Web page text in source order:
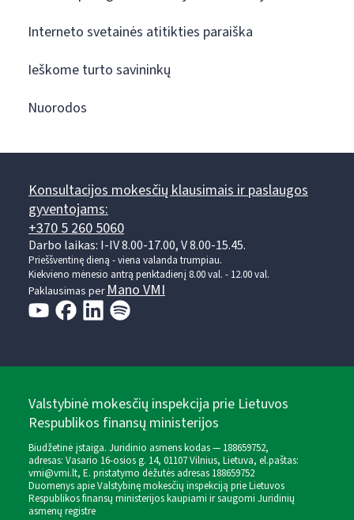
Interneto svetainės atitikties paraiška
Ieškome turto savininkų
Nuorodos
Konsultacijos mokesčių klausimais ir paslaugos
gyventojams:
+370 5 260 5060
Darbo laikas: I-IV 8.00-17.00, V 8.00-15.45.
Prieššventinę dieną - viena valanda trumpiau.
Kiekvieno mėnesio antrą penktadienį 8.00 val. - 12.00 val.
Paklausimas perMano VMI
Valstybinė mokesčių inspekcija prie Lietuvos
Respublikos finansų ministerijos
Biudžetinė įstaiga. Juridinio asmens kodas — 188659752,
adresas: Vasario 16-osios g. 14, 01107 Vilnius, Lietuva, el.paštas:
vmi@vmi.lt, E. pristatymo dėžutės adresas 188659752
Duomenys apie Valstybinę mokesčių inspekciją prie Lietuvos
Respublikos finansų ministerijos kaupiami ir saugomi Juridinių
asmenų registre